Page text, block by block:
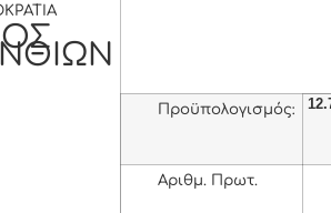
Προϋπολογισμός:
Αριθμ. Πρωτ.